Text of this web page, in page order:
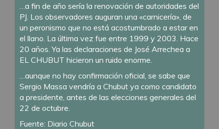
…a fin de año sería la renovación de autoridades del
PJ. Los observadores auguran una «carnicería», de
un peronismo que no está acostumbrado a estar en
el llano. La última vez fue entre 1999 y 2003. Hace
20 años. Ya las declaraciones de José Arrechea a
EL CHUBUT hicieron un ruido enorme.
…aunque no hay confirmación oficial, se sabe que
Sergio Massa vendría a Chubut ya como candidato
a presidente, antes de las elecciones generales del
22 de octubre.
Fuente: Diario Chubut